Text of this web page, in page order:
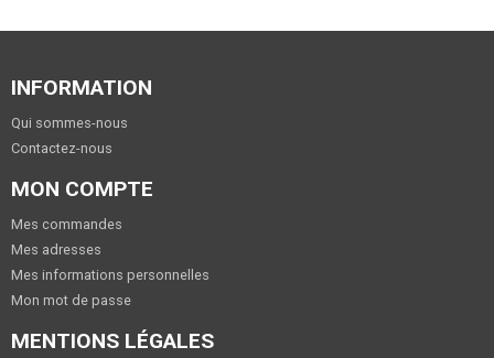
INFORMATION
Qui sommes-nous
Contactez-nous
MON COMPTE
Mes commandes
Mes adresses
Mes informations personnelles
Mon mot de passe
MENTIONS LÉGALES